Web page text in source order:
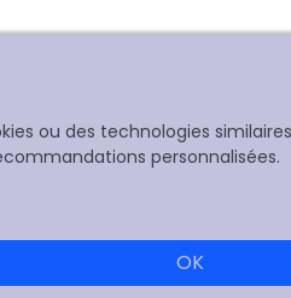
ou des technologies
personnalisées.
OK